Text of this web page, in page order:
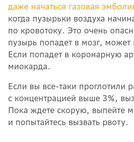
даже начаться газовая
когда пузырьки воздуха
по кровотоку. Это очень
пузырь попадет в мозг, может
Если попадет в коронарную
миокарда.
Если вы все-таки проглотили
с концентрацией выше 3%,
Пока ждете скорую, выпейте
и попытайтесь вызвать рвоту.